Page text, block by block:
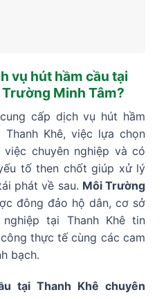
vụ hút hầm cầu tại
Minh Tâm?
cấp dịch vụ hút hầm
Khê, việc lựa chọn
chuyên nghiệp và có
tố then chốt giúp xử lý
phát về sau. Môi Trường
đông đảo hộ dân, cơ sở
tại Thanh Khê tin
thực tế cùng các cam
bạch.
tại Thanh Khê chuyên